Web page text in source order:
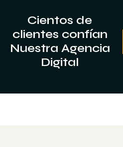
Cientos de
clientes confían
Nuestra Agencia
Digital